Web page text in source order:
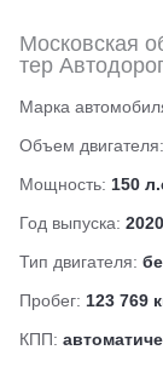
Московская
тер
Марка
Объем двигателя:
Мощность: 150
Год выпуска:
Тип двигателя:
Пробег: 123 769
КПП: